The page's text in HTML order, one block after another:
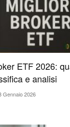
ETF 2026:
e analisi
Gennaio 2026